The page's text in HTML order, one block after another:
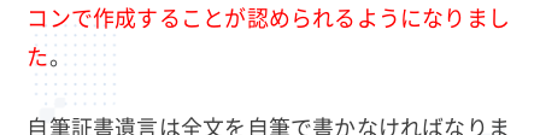
コンで作成することが認められるようになりまし
た。
自筆証書遺言は全文を自筆で書かなければなりま